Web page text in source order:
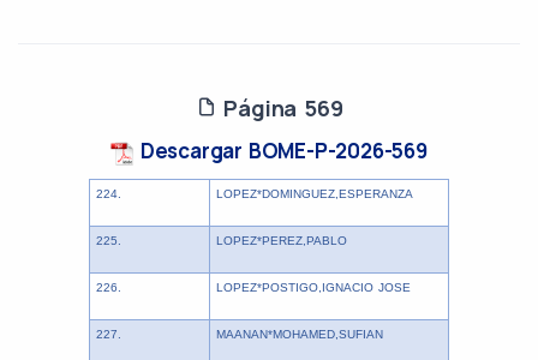
Página 569
Descargar BOME-P-2026-569
224. LOPEZ*DOMINGUEZ,ESPERANZA
225. LOPEZ*PEREZ,PABLO
226. LOPEZ*POSTIGO,IGNACIO JOSE
227. MAANAN*MOHAMED,SUFIAN